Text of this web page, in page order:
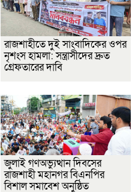
রাজশাহীতে দুই সাংবাদিকের ওপর
নৃশংস হামলা: সন্ত্রাসীদের দ্রুত
গ্রেফতারের দাবি
জুলাই গণঅভ্যুত্থান দিবসের
রাজশাহী মহানগর বিএনপির
বিশাল সমাবেশ অনুষ্ঠিত